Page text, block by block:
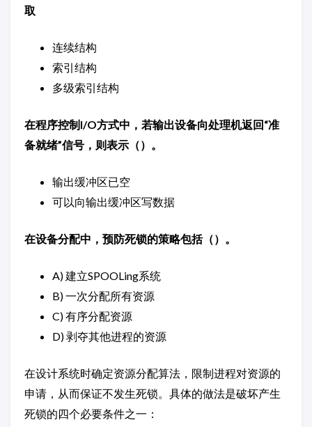
取
连续结构
索引结构
多级索引结构
在程序控制I/O方式中，若输出设备向处理机返回“准
备就绪”信号，则表示（）。
输出缓冲区已空
可以向输出缓冲区写数据
在设备分配中，预防死锁的策略包括（）。
A) 建立SPOOLing系统
B) 一次分配所有资源
C) 有序分配资源
D) 剥夺其他进程的资源
在设计系统时确定资源分配算法，限制进程对资源的
申请，从而保证不发生死锁。具体的做法是破坏产生
死锁的四个必要条件之一：